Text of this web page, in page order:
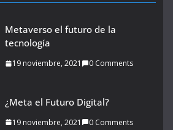
Metaverso el futuro de la
tecnología
19 noviembre, 2021 0 Comments
¿Meta el Futuro Digital?
19 noviembre, 2021 0 Comments